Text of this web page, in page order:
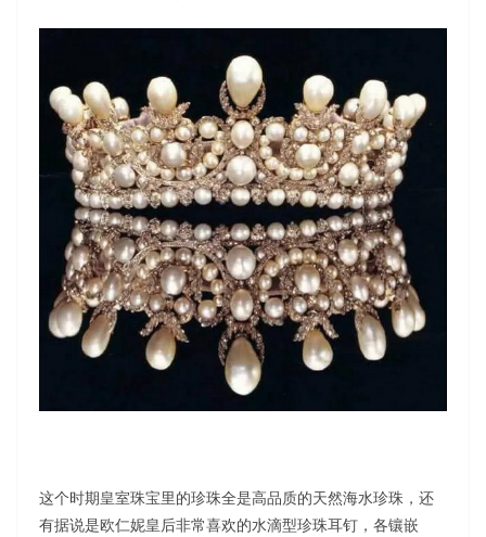
这个时期皇室珠宝里的珍珠全是高品质的天然海水珍珠，还
有据说是欧仁妮皇后非常喜欢的水滴型珍珠耳钉，各镶嵌